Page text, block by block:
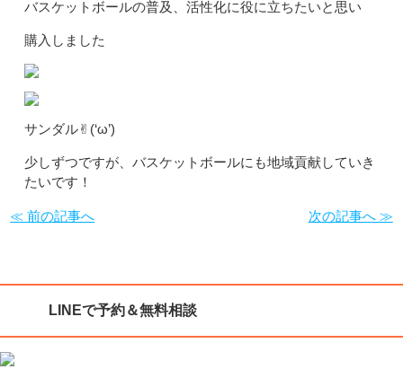
バスケットボールの普及、活性化に役に立ちたいと思い
購入しました
サンダル✌︎(‘ω’)
少しずつですが、バスケットボールにも地域貢献していき
たいです！
≪ 前の記事へ 次の記事へ ≫
LINEで予約＆無料相談